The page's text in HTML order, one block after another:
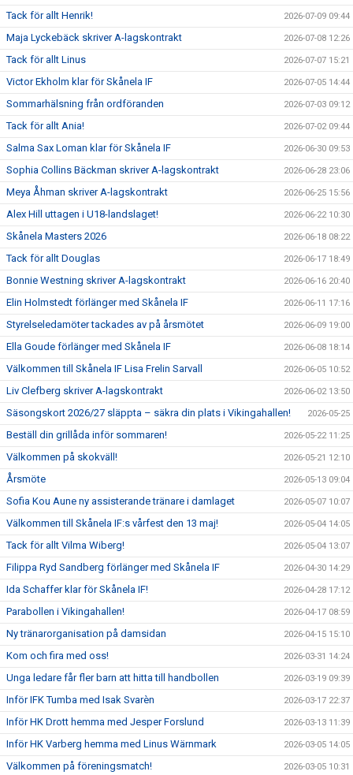
Tack för allt Henrik! 2026-07-09 09:44
Maja Lyckebäck skriver A-lagskontrakt 2026-07-08 12:26
Tack för allt Linus 2026-07-07 15:21
Victor Ekholm klar för Skånela IF 2026-07-05 14:44
Sommarhälsning från ordföranden 2026-07-03 09:12
Tack för allt Ania! 2026-07-02 09:44
Salma Sax Loman klar för Skånela IF 2026-06-30 09:53
Sophia Collins Bäckman skriver A-lagskontrakt 2026-06-28 23:06
Meya Åhman skriver A-lagskontrakt 2026-06-25 15:56
Alex Hill uttagen i U18-landslaget! 2026-06-22 10:30
Skånela Masters 2026 2026-06-18 08:22
Tack för allt Douglas 2026-06-17 18:49
Bonnie Westning skriver A-lagskontrakt 2026-06-16 20:40
Elin Holmstedt förlänger med Skånela IF 2026-06-11 17:16
Styrelseledamöter tackades av på årsmötet 2026-06-09 19:00
Ella Goude förlänger med Skånela IF 2026-06-08 18:14
Välkommen till Skånela IF Lisa Frelin Sarvall 2026-06-05 10:52
Liv Clefberg skriver A-lagskontrakt 2026-06-02 13:50
Säsongskort 2026/27 släppta – säkra din plats i Vikingahallen! 2026-05-25
Beställ din grillåda inför sommaren! 2026-05-22 11:25
Välkommen på skokväll! 2026-05-21 12:10
Årsmöte 2026-05-13 09:04
Sofia Kou Aune ny assisterande tränare i damlaget 2026-05-07 10:07
Välkommen till Skånela IF:s vårfest den 13 maj! 2026-05-04 14:05
Tack för allt Vilma Wiberg! 2026-05-04 13:07
Filippa Ryd Sandberg förlänger med Skånela IF 2026-04-30 14:29
Ida Schaffer klar för Skånela IF! 2026-04-28 17:12
Parabollen i Vikingahallen! 2026-04-17 08:59
Ny tränarorganisation på damsidan 2026-04-15 15:10
Kom och fira med oss! 2026-03-31 14:24
Unga ledare får fler barn att hitta till handbollen 2026-03-19 09:39
Inför IFK Tumba med Isak Svarèn 2026-03-17 22:37
Inför HK Drott hemma med Jesper Forslund 2026-03-13 11:39
Inför HK Varberg hemma med Linus Wärnmark 2026-03-05 14:05
Välkommen på föreningsmatch! 2026-03-05 10:31